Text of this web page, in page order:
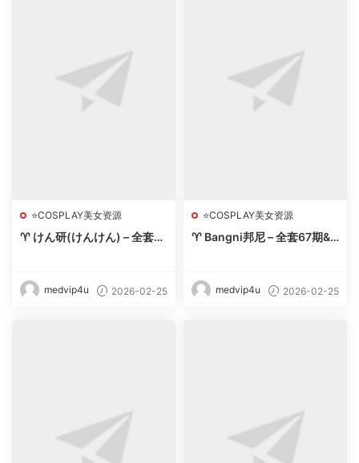
⭐COSPLAY美女资源
♈ けん研(けんけん) – 全套9
medvip4u 2026-02-25
⭐COSPLAY美女资源
♈ Bangni邦尼 – 全套67期&
medvip4u 2026-02-25